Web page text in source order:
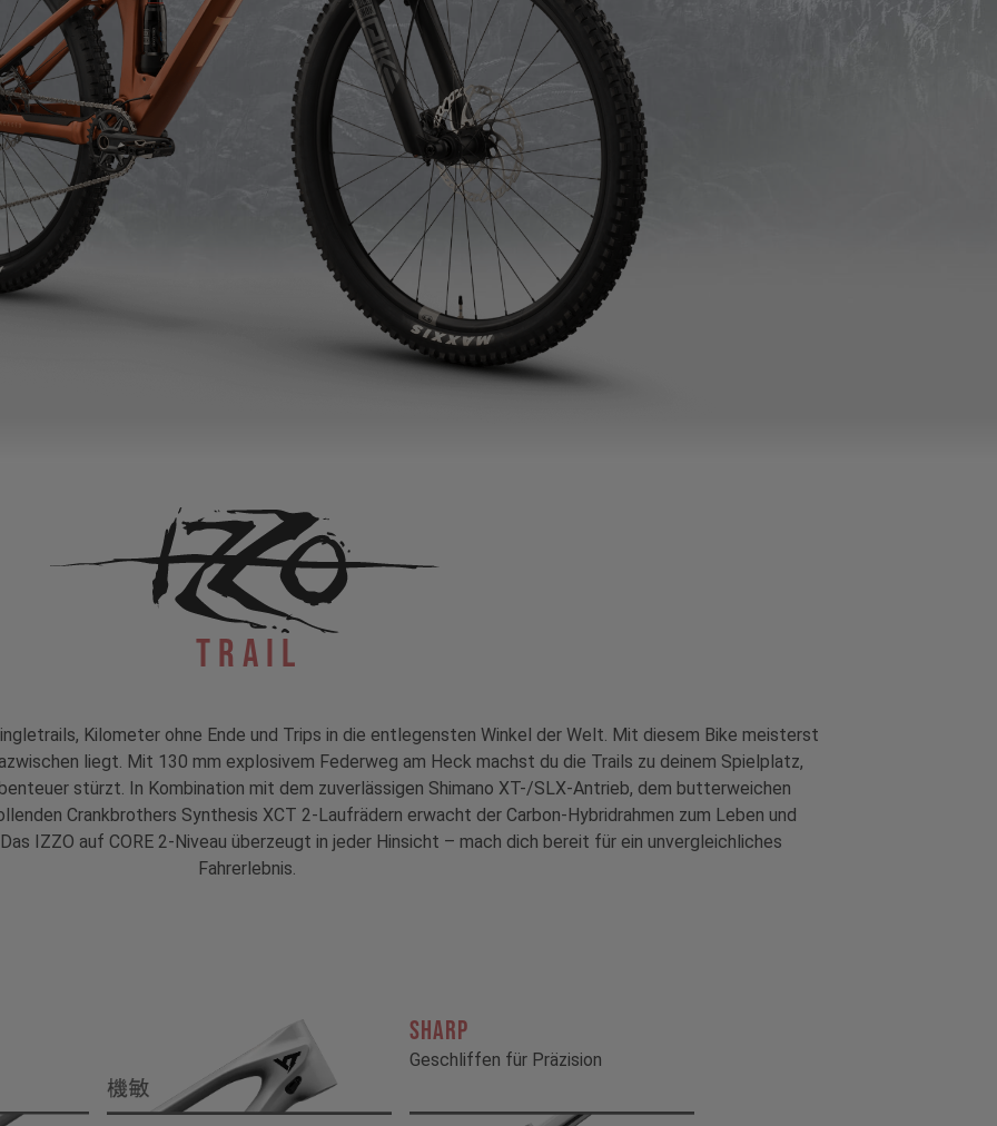
Trail
Kilometer ohne Ende und Trips in die entlegensten Winkel der Welt. Mit diesem Bike meisterst
liegt. Mit 130 mm explosivem Federweg am Heck machst du die Trails zu deinem Spielplatz,
stürzt. In Kombination mit dem zuverlässigen Shimano XT-/SLX-Antrieb, dem butterweichen
Crankbrothers Synthesis XCT 2-Laufrädern erwacht der Carbon-Hybridrahmen zum Leben und
IZZO auf CORE 2-Niveau überzeugt in jeder Hinsicht – mach dich bereit für ein unvergleichliches
Fahrerlebnis.
SHARP
Geschliffen für Präzision